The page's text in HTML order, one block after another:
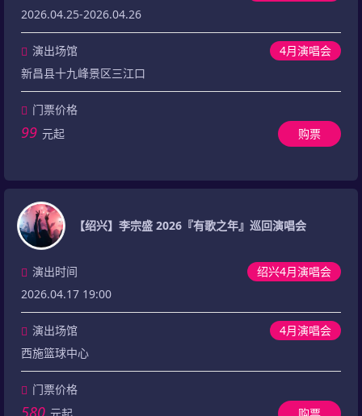
2026.04.25-2026.04.26
4月演唱会
演出场馆
新昌县十九峰景区三江口
门票价格
99 元起 购票
【绍兴】李宗盛 2026『有歌之年』巡回演唱会
绍兴4月演唱会
演出时间
2026.04.17 19:00
4月演唱会
演出场馆
西施篮球中心
门票价格
580 元起 购票